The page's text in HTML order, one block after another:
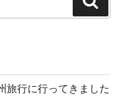
旅行に行ってきました